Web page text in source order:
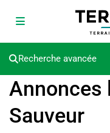
Recherche avancée
Annonces
Sauveur